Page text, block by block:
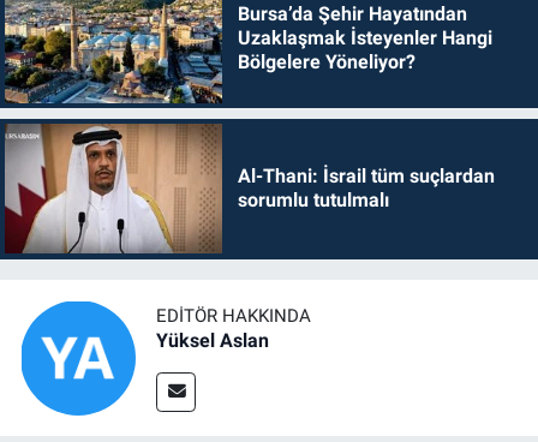
Bursa’da Şehir Hayatından
Uzaklaşmak İsteyenler Hangi
Bölgelere Yöneliyor?
Al-Thani: İsrail tüm suçlardan
sorumlu tutulmalı
EDITÖR HAKKINDA
Yüksel Aslan